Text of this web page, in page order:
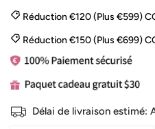
Réduction €120 (Plus €599)
Réduction €150 (Plus €699)
Délai de livraison estimé: